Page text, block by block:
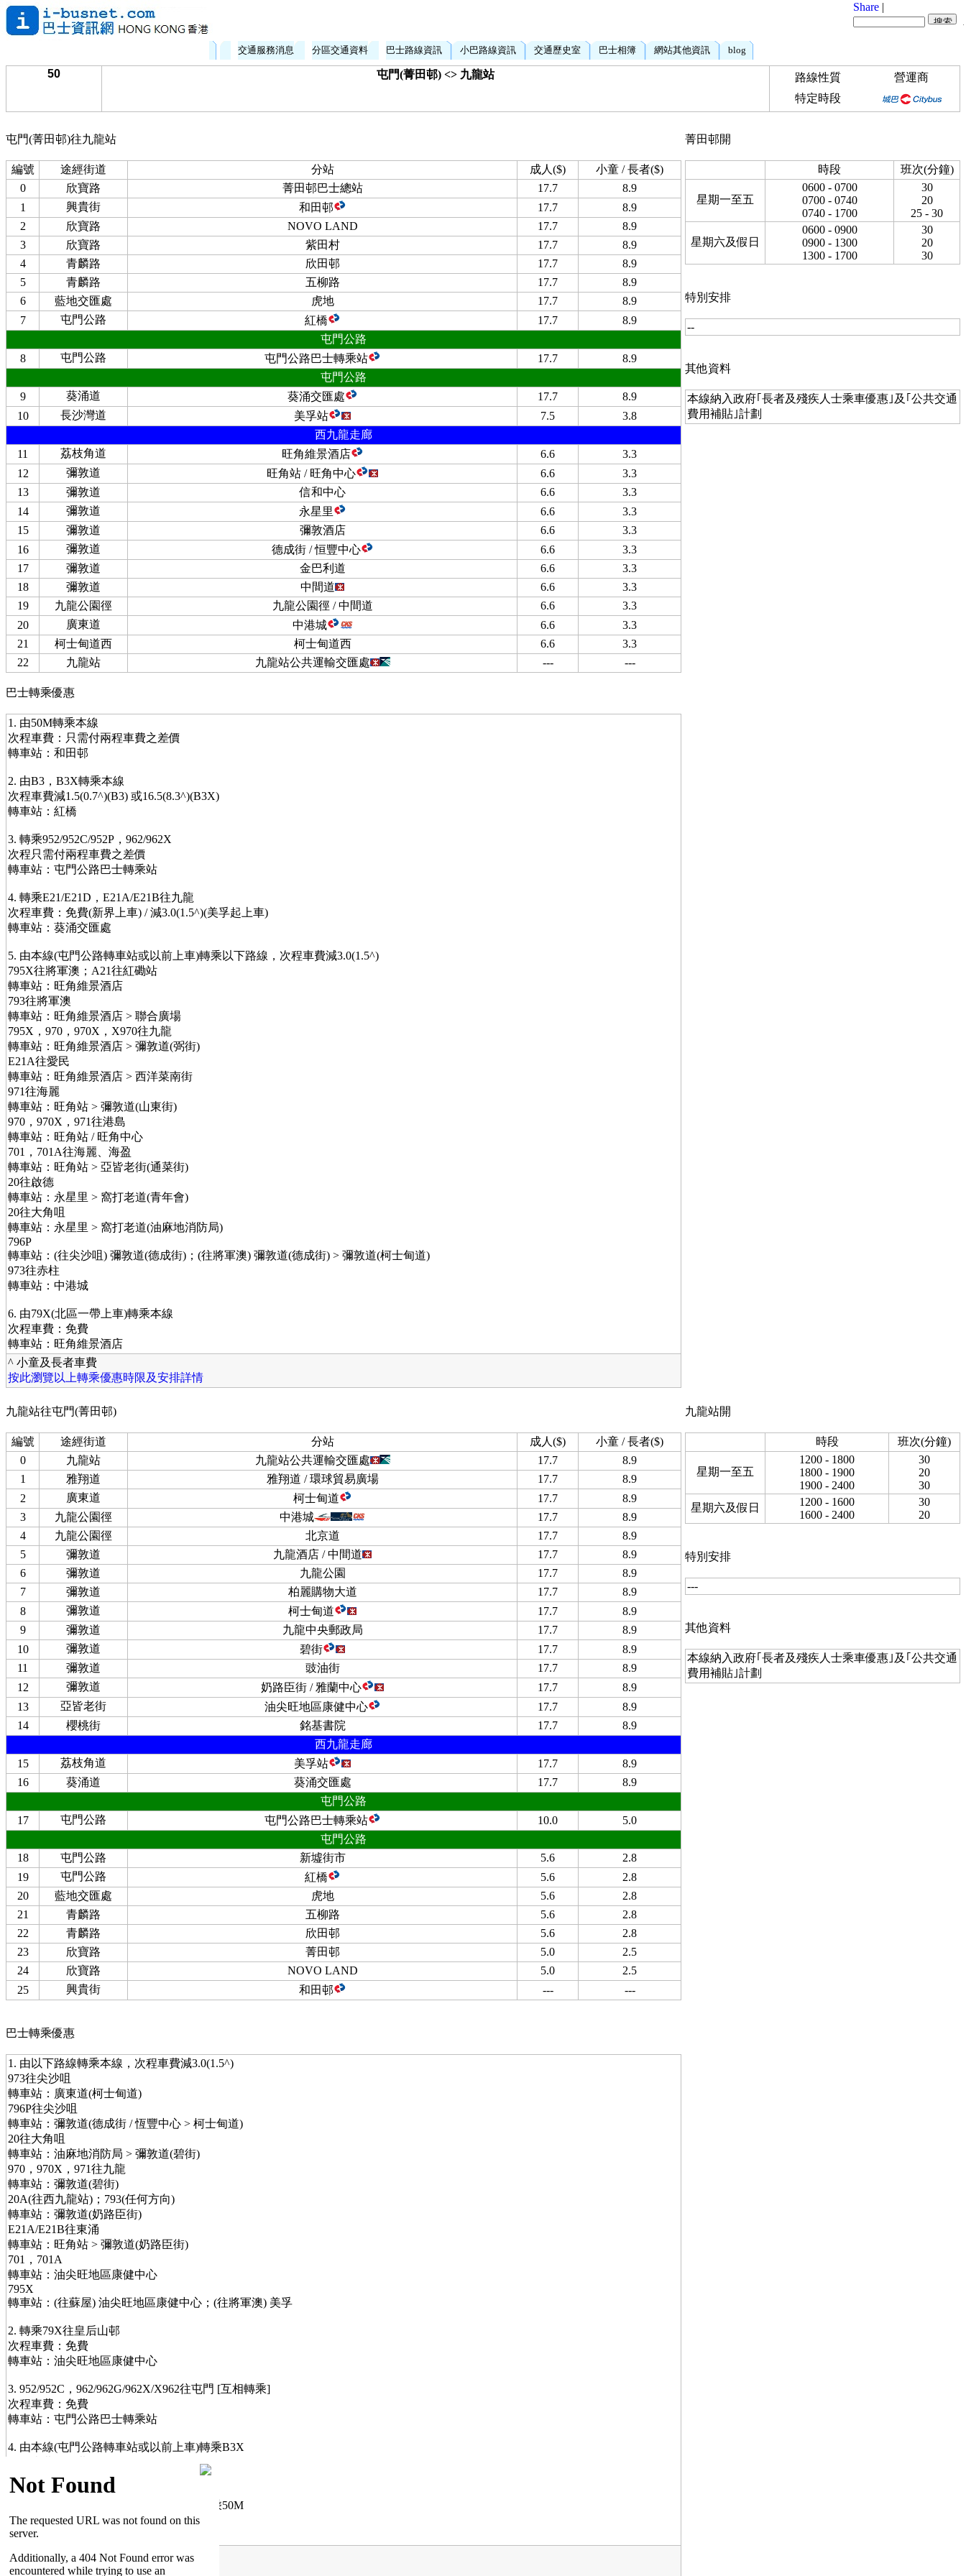
Share |
交通服務消息 分區交通資料 巴士路線資訊 小巴路線資訊 交通歷史室 巴士相簿 網站其他資訊 blog
50 屯門(菁田邨) <> 九龍站 路線性質
營運商
特定時段
屯門(菁田邨)往九龍站
編號 途經街道 分站 成人($)
小童 / 長者($)
0
欣寶路 菁田邨巴士總站 17.7
8.9
1
興貴街 和田邨 17.7
8.9
2
欣寶路 NOVO LAND 17.7
8.9
3
欣寶路 紫田村 17.7
8.9
4
青麟路 欣田邨 17.7
8.9
5
青麟路 五柳路 17.7
8.9
6
藍地交匯處 虎地 17.7
8.9
7
屯門公路 紅橋 17.7
8.9
屯門公路
8
屯門公路 屯門公路巴士轉乘站 17.7
8.9
屯門公路
9
葵涌道 葵涌交匯處 17.7
8.9
10
長沙灣道 美孚站 7.5
3.8
西九龍走廊
11
荔枝角道 旺角維景酒店 6.6
3.3
12
彌敦道 旺角站 / 旺角中心 6.6
3.3
13
彌敦道 信和中心 6.6
3.3
14
彌敦道 永星里 6.6
3.3
15
彌敦道 彌敦酒店 6.6
3.3
16
彌敦道 德成街 / 恒豐中心 6.6
3.3
17
彌敦道 金巴利道 6.6
3.3
18
彌敦道 中間道 6.6
3.3
19
九龍公園徑 九龍公園徑 / 中間道 6.6
3.3
20
廣東道 中港城 6.6
3.3
21
柯士甸道西 柯士甸道西 6.6
3.3
22
九龍站 九龍站公共運輸交匯處 --- ---
巴士轉乘優惠
1. 由50M轉乘本線
次程車費：只需付兩程車費之差價
轉車站：和田邨
2. 由B3，B3X轉乘本線
次程車費減1.5(0.7^)(B3) 或16.5(8.3^)(B3X)
轉車站：紅橋
3. 轉乘952/952C/952P，962/962X
次程只需付兩程車費之差價
轉車站：屯門公路巴士轉乘站
4. 轉乘E21/E21D，E21A/E21B往九龍
次程車費：免費(新界上車) / 減3.0(1.5^)(美孚起上車)
轉車站：葵涌交匯處
5. 由本線(屯門公路轉車站或以前上車)轉乘以下路線，次程車費減3.0(1.5^)
795X往將軍澳；A21往紅磡站
轉車站：旺角維景酒店
793往將軍澳
轉車站：旺角維景酒店 > 聯合廣場
795X，970，970X，X970往九龍
轉車站：旺角維景酒店 > 彌敦道(弼街)
E21A往愛民
轉車站：旺角維景酒店 > 西洋菜南街
971往海麗
轉車站：旺角站 > 彌敦道(山東街)
970，970X，971往港島
轉車站：旺角站 / 旺角中心
701，701A往海麗、海盈
轉車站：旺角站 > 亞皆老街(通菜街)
20往啟德
轉車站：永星里 > 窩打老道(青年會)
20往大角咀
轉車站：永星里 > 窩打老道(油麻地消防局)
796P
轉車站：(往尖沙咀) 彌敦道(德成街)；(往將軍澳) 彌敦道(德成街) > 彌敦道(柯士甸道)
973往赤柱
轉車站：中港城
6. 由79X(北區一帶上車)轉乘本線
次程車費：免費
轉車站：旺角維景酒店
^ 小童及長者車費
按此瀏覽以上轉乘優惠時限及安排詳情
菁田邨開
時段 班次(分鐘)
星期一至五
0600 - 0700
0700 - 0740
0740 - 1700
30
20
25 - 30
星期六及假日
0600 - 0900
0900 - 1300
1300 - 1700
30
20
30
特別安排
--
其他資料
本線納入政府｢長者及殘疾人士乘車優惠｣及｢公共交通
費用補貼｣計劃
九龍站往屯門(菁田邨)
編號 途經街道 分站 成人($)
小童 / 長者($)
0
九龍站 九龍站公共運輸交匯處 17.7
8.9
1
雅翔道 雅翔道 / 環球貿易廣場 17.7
8.9
2
廣東道 柯士甸道 17.7
8.9
3
九龍公園徑 中港城 17.7
8.9
4
九龍公園徑 北京道 17.7
8.9
5
彌敦道 九龍酒店 / 中間道 17.7
8.9
6
彌敦道 九龍公園 17.7
8.9
7
彌敦道 柏麗購物大道 17.7
8.9
8
彌敦道 柯士甸道 17.7
8.9
9
彌敦道 九龍中央郵政局 17.7
8.9
10
彌敦道 碧街 17.7
8.9
11
彌敦道 豉油街 17.7
8.9
12
彌敦道 奶路臣街 / 雅蘭中心 17.7
8.9
13
亞皆老街 油尖旺地區康健中心 17.7
8.9
14
櫻桃街 銘基書院 17.7
8.9
西九龍走廊
15
荔枝角道 美孚站 17.7
8.9
16
葵涌道 葵涌交匯處 17.7
8.9
屯門公路
17
屯門公路 屯門公路巴士轉乘站 10.0
5.0
屯門公路
18
屯門公路 新墟街市 5.6
2.8
19
屯門公路 紅橋 5.6
2.8
20
藍地交匯處 虎地 5.6
2.8
21
青麟路 五柳路 5.6
2.8
22
青麟路 欣田邨 5.6
2.8
23
欣寶路 菁田邨 5.0
2.5
24
欣寶路 NOVO LAND 5.0
2.5
25
興貴街 和田邨 --- ---
巴士轉乘優惠
1. 由以下路線轉乘本線，次程車費減3.0(1.5^)
973往尖沙咀
轉車站：廣東道(柯士甸道)
796P往尖沙咀
轉車站：彌敦道(德成街 / 恆豐中心 > 柯士甸道)
20往大角咀
轉車站：油麻地消防局 > 彌敦道(碧街)
970，970X，971往九龍
轉車站：彌敦道(碧街)
20A(往西九龍站)；793(任何方向)
轉車站：彌敦道(奶路臣街)
E21A/E21B往東涌
轉車站：旺角站 > 彌敦道(奶路臣街)
701，701A
轉車站：油尖旺地區康健中心
795X
轉車站：(往蘇屋) 油尖旺地區康健中心；(往將軍澳) 美孚
2. 轉乘79X往皇后山邨
次程車費：免費
轉車站：油尖旺地區康健中心
3. 952/952C，962/962G/962X/X962往屯門 [互相轉乘]
次程車費：免費
轉車站：屯門公路巴士轉乘站
4. 由本線(屯門公路轉車站或以前上車)轉乘B3X
轉車站：紅橋
5. 由本線(屯門公路轉車站或以前上車)轉乘50M
次程車費：免費
轉車站：和田邨
^ 小童及長者車費
按此瀏覽以上轉乘優惠時限及安排詳情
九龍站開
時段 班次(分鐘)
星期一至五
1200 - 1800
1800 - 1900
1900 - 2400
30
20
30
星期六及假日
1200 - 1600
1600 - 2400
30
20
特別安排
---
其他資料
本線納入政府｢長者及殘疾人士乘車優惠｣及｢公共交通
費用補貼｣計劃